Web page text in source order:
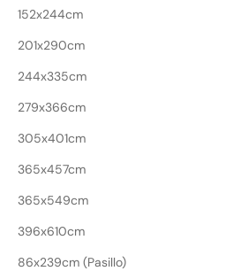
152x244cm
201x290cm
244x335cm
279x366cm
305x401cm
365x457cm
365x549cm
396x610cm
86x239cm (Pasillo)